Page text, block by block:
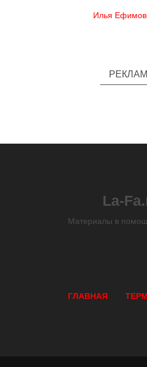
Илья
La-
Материалы в
ГЛАВНАЯ